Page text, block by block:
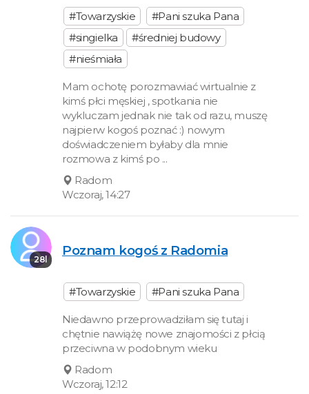
#Towarzyskie
#Pani szuka Pana
#singielka
#średniej budowy
#nieśmiała
Mam ochotę porozmawiać wirtualnie z
kimś płci męskiej , spotkania nie
wykluczam jednak nie tak od razu, muszę
najpierw kogoś poznać :) nowym
doświadczeniem byłaby dla mnie
rozmowa z kimś po ...
Radom
Wczoraj, 14:27
28l
Poznam kogoś z Radomia
#Towarzyskie #Pani szuka Pana
Niedawno przeprowadziłam się tutaj i
chętnie nawiążę nowe znajomości z płcią
przeciwna w podobnym wieku
Radom
Wczoraj, 12:12